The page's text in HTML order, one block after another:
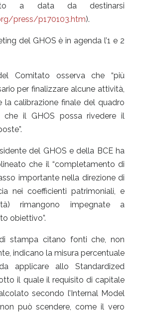
a data da destinarsi
press/p170103.htm).
del GHOS è in agenda l’1 e 2
Comitato osserva che “più
per finalizzare alcune attività,
la calibrazione finale del quadro
che il GHOS possa rivedere il
del GHOS e della BCE ha
che il “completamento di
importante nella direzione di
nei coefficienti patrimoniali, e
rimangono impegnate a
obiettivo”.
stampa citano fonti che, non
indicano la misura percentuale
applicare allo Standardized
il quale il requisito di capitale
secondo l’Internal Model
può scendere, come il vero